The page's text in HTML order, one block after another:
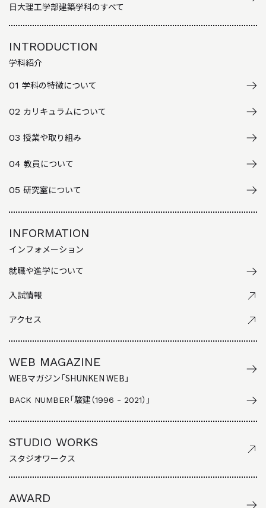
日大理工学部建築学科のすべて
INTRODUCTION
学科紹介
01 学科の特徴について
02 カリキュラムについて
03 授業や取り組み
04 教員について
05 研究室について
INFORMATION
インフォメーション
就職や進学について
入試情報
アクセス
WEB MAGAZINE
WEBマガジン「SHUNKEN WEB」
BACK NUMBER「駿建（1996 - 2021）」
STUDIO WORKS
スタジオワークス
AWARD